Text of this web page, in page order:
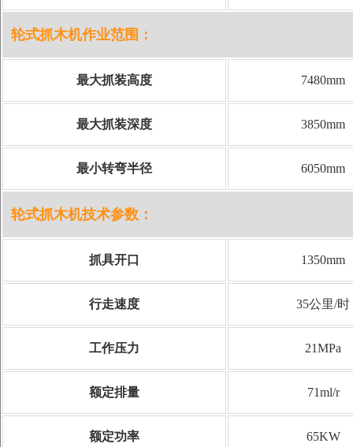
轮式抓木机作业范围：
最大抓装高度 7480mm
最大抓装深度 3850mm
最小转弯半径 6050mm
轮式抓木机技术参数：
抓具开口 1350mm
行走速度 35公里/时
工作压力 21MPa
额定排量 71ml/r
额定功率 65KW